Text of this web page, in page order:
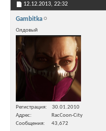
12.12.2013, 22:32
Gambitka
Олдовый
Регистрация
30.01.2010
Адрес
RacCoon-City
Сообщения
43,672